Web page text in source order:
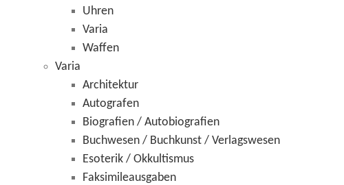
Uhren
Varia
Waffen
Varia
Architektur
Autografen
Biografien / Autobiografien
Buchwesen / Buchkunst / Verlagswesen
Esoterik / Okkultismus
Faksimileausgaben